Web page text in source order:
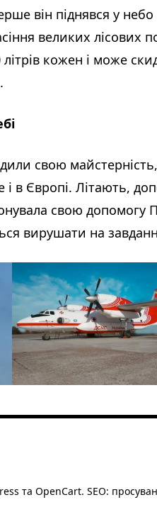
він піднявся у
великих лісових
кожен і може
свою
і в Європі. Літають,
свою допомогу
вирушати на
та OpenCart. SEO: